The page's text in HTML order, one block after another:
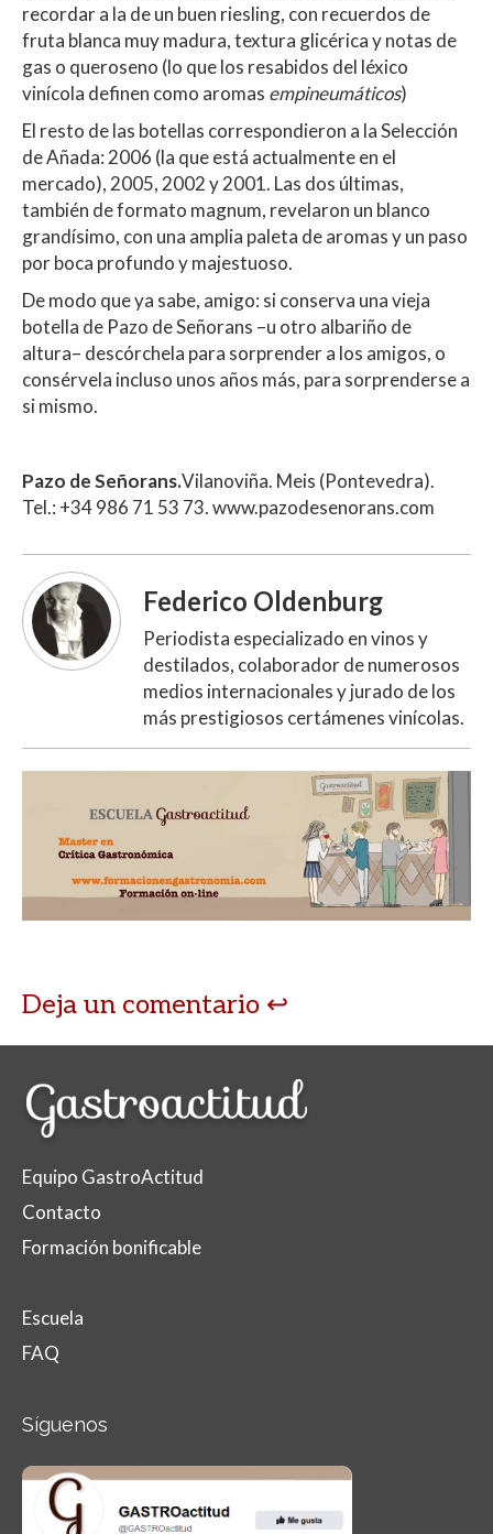
recordar a la de un buen riesling, con recuerdos de
fruta blanca muy madura, textura glicérica y notas de
gas o queroseno (lo que los resabidos del léxico
vinícola definen como aromas empineumáticos)
El resto de las botellas correspondieron a la Selección
de Añada: 2006 (la que está actualmente en el
mercado), 2005, 2002 y 2001. Las dos últimas,
también de formato magnum, revelaron un blanco
grandísimo, con una amplia paleta de aromas y un paso
por boca profundo y majestuoso.
De modo que ya sabe, amigo: si conserva una vieja
botella de Pazo de Señorans –u otro albariño de
altura– descórchela para sorprender a los amigos, o
consérvela incluso unos años más, para sorprenderse a
si mismo.
Pazo de Señorans.Vilanoviña. Meis (Pontevedra).
Tel.: +34 986 71 53 73. www.pazodesenorans.com
Federico Oldenburg
Periodista especializado en vinos y
destilados, colaborador de numerosos
medios internacionales y jurado de los
más prestigiosos certámenes vinícolas.
Deja un comentario
Equipo GastroActitud
Contacto
Formación bonificable
Escuela
FAQ
Síguenos